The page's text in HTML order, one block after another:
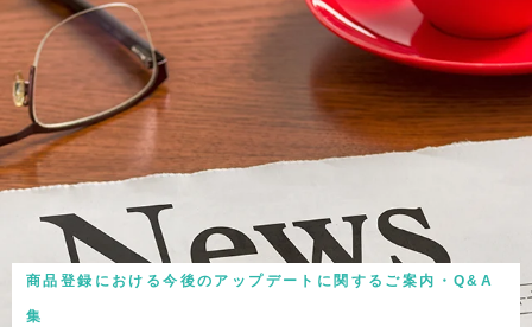
商品登録における今後のアップデートに関するご案内・Q&A
集